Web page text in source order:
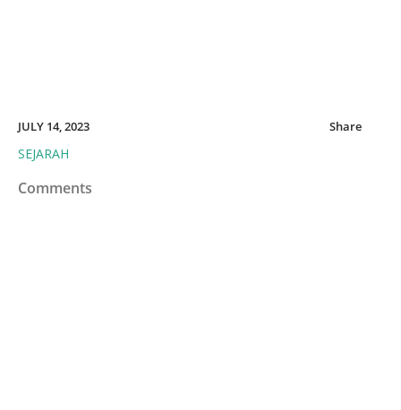
JULY 14, 2023
SEJARAH
Share
Comments